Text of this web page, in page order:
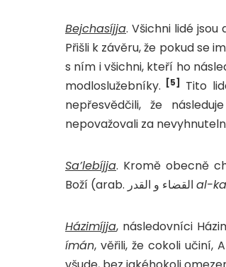
Bejchasíjja. Všichni lidé
Přišli k závěru, že pokud se
s ním i všichni, kteří ho
modloslužebníky.
[5]
Tito
nepřesvědčili, že
nepovažovali za
Sa’lebíjja. Kromě obecně
al-
Házimíjja
ímán, věřili, že cokoli učiní,